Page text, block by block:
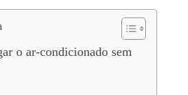
o ar-condicionado sem